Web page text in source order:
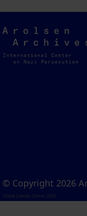
Arolsen
Archives
© Copyright 2026
Visual Library Server 2026